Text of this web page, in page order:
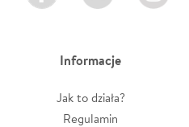
Informacje
Jak to działa?
Regulamin